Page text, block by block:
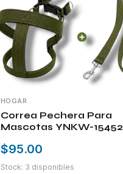
HOGAR
Correa Pechera Para
Mascotas YNKW-15452
$95.00
Stock: 3 disponibles